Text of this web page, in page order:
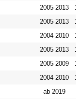
2005-2013
2005-2013
2004-2010
2005-2013
2005-2009
2004-2010
ab 2019